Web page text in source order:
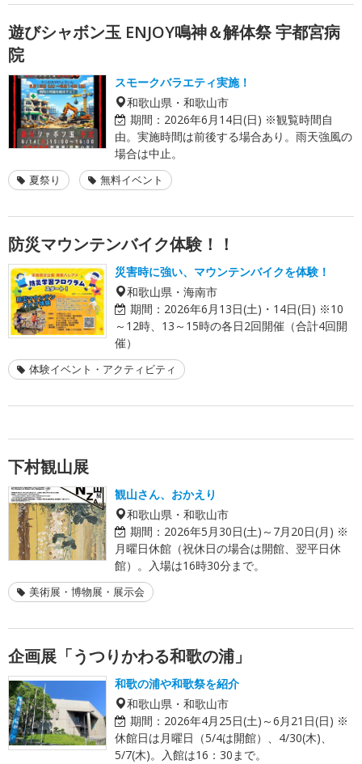
遊びシャボン玉 ENJOY鳴神＆解体祭 宇都宮病
院
スモークバラエティ実施！
和歌山県・和歌山市
期間： 2026年6月14日(日) ※観覧時間自
由。実施時間は前後する場合あり。雨天強風の
場合は中止。
夏祭り 無料イベント
防災マウンテンバイク体験！！
災害時に強い、マウンテンバイクを体験！
和歌山県・海南市
期間： 2026年6月13日(土)・14日(日) ※10
～12時、13～15時の各日2回開催（合計4回開
催）
体験イベント・アクティビティ
下村観山展
観山さん、おかえり
和歌山県・和歌山市
期間： 2026年5月30日(土)～7月20日(月) ※
月曜日休館（祝休日の場合は開館、翌平日休
館）。入場は16時30分まで。
美術展・博物展・展示会
企画展「うつりかわる和歌の浦」
和歌の浦や和歌祭を紹介
和歌山県・和歌山市
期間： 2026年4月25日(土)～6月21日(日) ※
休館日は月曜日（5/4は開館）、4/30(木)、
5/7(木)。入館は16：30まで。